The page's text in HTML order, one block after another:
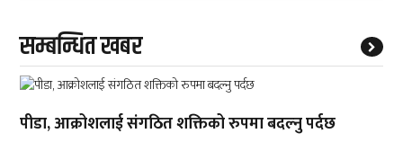
सम्बन्धित खबर
पीडा, आक्रोशलाई संगठित शक्तिको रुपमा बदल्नु पर्दछ